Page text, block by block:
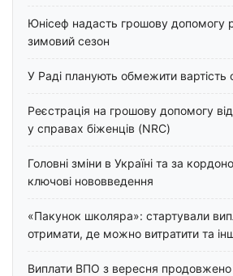
Юнісеф надасть грошову допомогу
зимовий сезон
У Раді планують обмежити вартість
Реєстрація на грошову допомогу
у справах біженців (NRC)
Головні зміни в Україні та за
ключові нововведення
«Пакунок школяра»: стартували
отримати, де можно витратити та
Виплати ВПО з вересня продовжено